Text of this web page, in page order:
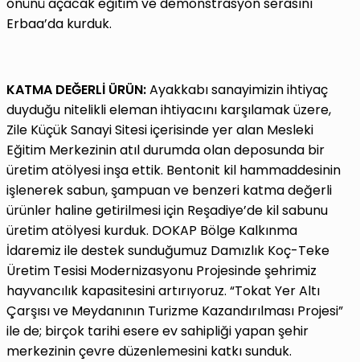
önünü açacak eğitim ve demonstrasyon serasını
Erbaa’da kurduk.
KATMA DEĞERLİ ÜRÜN:Ayakkabı sanayimizin ihtiyaç
duyduğu nitelikli eleman ihtiyacını karşılamak üzere,
Zile Küçük Sanayi Sitesi içerisinde yer alan Mesleki
Eğitim Merkezinin atıl durumda olan deposunda bir
üretim atölyesi inşa ettik. Bentonit kil hammaddesinin
işlenerek sabun, şampuan ve benzeri katma değerli
ürünler haline getirilmesi için Reşadiye’de kil sabunu
üretim atölyesi kurduk. DOKAP Bölge Kalkınma
İdaremiz ile destek sunduğumuz Damızlık Koç-Teke
Üretim Tesisi Modernizasyonu Projesinde şehrimiz
hayvancılık kapasitesini artırıyoruz. “Tokat Yer Altı
Çarşısı ve Meydanının Turizme Kazandırılması Projesi”
ile de; birçok tarihi esere ev sahipliği yapan şehir
merkezinin çevre düzenlemesini katkı sunduk.